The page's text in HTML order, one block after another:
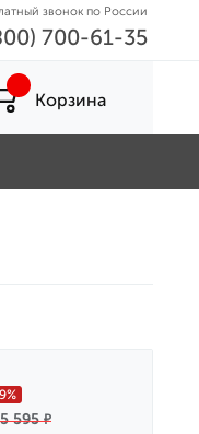
звонок по России
700-61-35
Корзина
5 595₽